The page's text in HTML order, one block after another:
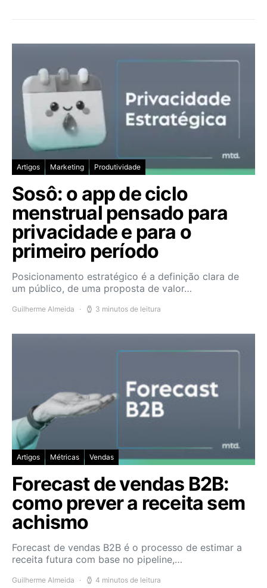
Artigos Marketing Produtividade
Sosô: o app de ciclo
menstrual pensado para
privacidade e para o
primeiro período
Posicionamento estratégico é a definição clara de
um público, de uma proposta de valor…
Guilherme Almeida 3 minutos de leitura
Artigos Métricas Vendas
Forecast de vendas B2B:
como prever a receita sem
achismo
Forecast de vendas B2B é o processo de estimar a
receita futura com base no pipeline,…
Guilherme Almeida 4 minutos de leitura